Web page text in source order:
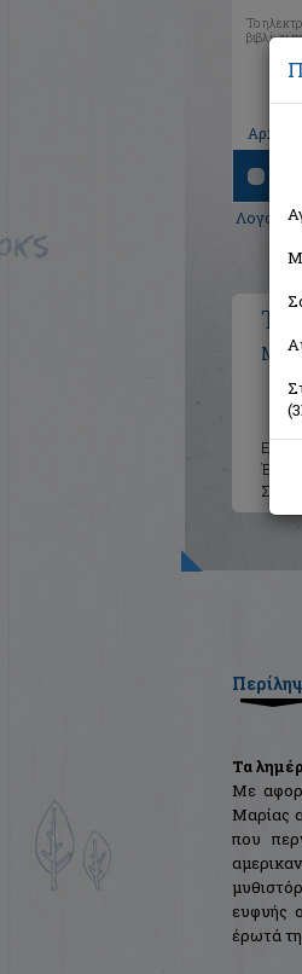
Το
βιβλίων
Αρχική
Τα
Έτος:
Τα
Με
Μαρίας
που
ευφυής
έρωτά